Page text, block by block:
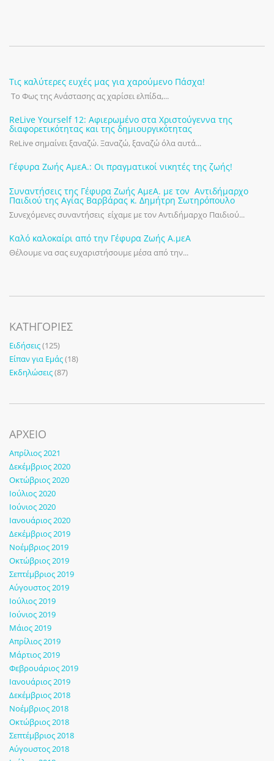
Τις καλύτερες ευχές μας για χαρούμενο Πάσχα!
Το Φως της Ανάστασης ας χαρίσει ελπίδα,...
ReLive Yourself 12: Αφιερωμένο στα Χριστούγεννα της
διαφορετικότητας και της δημιουργικότητας
ReLive σημαίνει ξαναζώ. Ξαναζώ, ξαναζώ όλα αυτά...
Γέφυρα Ζωής ΑμεΑ.: Οι πραγματικοί νικητές της ζωής!
Συναντήσεις της Γέφυρα Ζωής ΑμεΑ. με τον Αντιδήμαρχο
Παιδιού της Αγίας Βαρβάρας κ. Δημήτρη Σωτηρόπουλο
Συνεχόμενες συναντήσεις είχαμε με τον Αντιδήμαρχο Παιδιού...
Καλό καλοκαίρι από την Γέφυρα Ζωής Α.μεΑ
Θέλουμε να σας ευχαριστήσουμε μέσα από την...
KΑΤΗΓΟΡΊΕΣ
Ειδήσεις(125)
Είπαν για Εμάς(18)
Εκδηλώσεις(87)
ΑΡΧΕΙΟ
Απρίλιος 2021
Δεκέμβριος 2020
Οκτώβριος 2020
Ιούλιος 2020
Ιούνιος 2020
Ιανουάριος 2020
Δεκέμβριος 2019
Νοέμβριος 2019
Οκτώβριος 2019
Σεπτέμβριος 2019
Αύγουστος 2019
Ιούλιος 2019
Ιούνιος 2019
Μάιος 2019
Απρίλιος 2019
Μάρτιος 2019
Φεβρουάριος 2019
Ιανουάριος 2019
Δεκέμβριος 2018
Νοέμβριος 2018
Οκτώβριος 2018
Σεπτέμβριος 2018
Αύγουστος 2018